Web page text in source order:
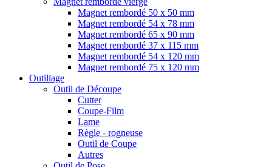
Magnet rembordé 50 x 50 mm
Magnet rembordé 54 x 78 mm
Magnet rembordé 65 x 90 mm
Magnet rembordé 37 x 115 mm
Magnet rembordé 54 x 120 mm
Magnet rembordé 75 x 120 mm
Outillage
Outil de Découpe
Cutter
Coupe-Film
Lame
Règle - rogneuse
Outil de Coupe
Autres